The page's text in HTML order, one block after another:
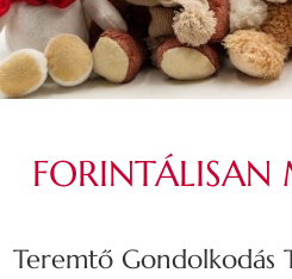
FORINTÁLISAN
Teremtő